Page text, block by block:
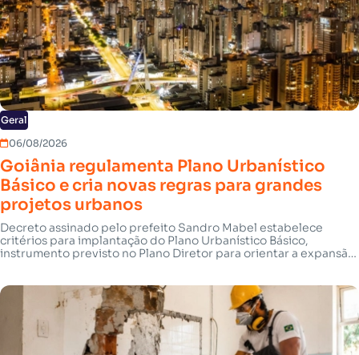
Geral
06/08/2026
Goiânia regulamenta Plano Urbanístico
Básico e cria novas regras para grandes
projetos urbanos
Decreto assinado pelo prefeito Sandro Mabel estabelece
critérios para implantação do Plano Urbanístico Básico,
instrumento previsto no Plano Diretor para orientar a expansão